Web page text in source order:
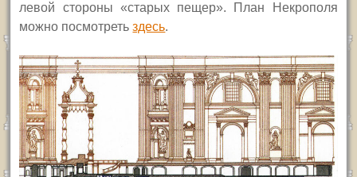
левой стороны «старых пещер». План Некрополя
можно посмотретьздесь.